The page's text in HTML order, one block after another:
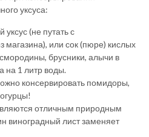
уксуса:
(не путать с
магазина), или сок (пюре) кислых
брусники, алычи в
на 1 литр воды.
консервировать помидоры,
отличным природным
виноградный лист заменяет